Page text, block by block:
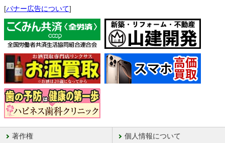
[バナー広告について]
著作権 個人情報について